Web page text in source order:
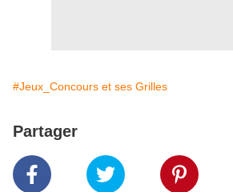
#Jeux_Concours et ses Grilles
Partager